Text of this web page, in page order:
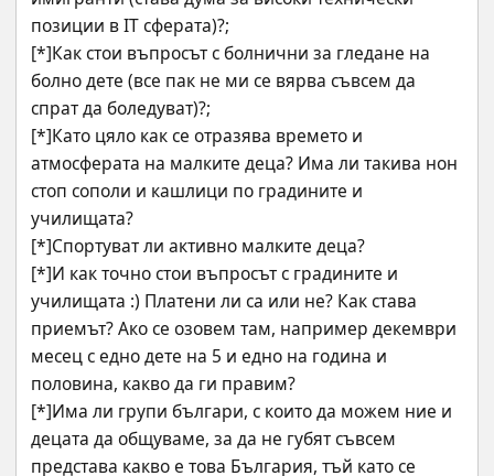
позиции в IT сферата)?;
[*]Как стои въпросът с болнични за гледане на
болно дете (все пак не ми се вярва съвсем да
спрат да боледуват)?;
[*]Като цяло как се отразява времето и
атмосферата на малките деца? Има ли такива нон
стоп сополи и кашлици по градините и
училищата?
[*]Спортуват ли активно малките деца?
[*]И как точно стои въпросът с градините и
училищата :) Платени ли са или не? Как става
приемът? Ако се озовем там, например декември
месец с едно дете на 5 и едно на година и
половина, какво да ги правим?
[*]Има ли групи българи, с които да можем ние и
децата да общуваме, за да не губят съвсем
представа какво е това България, тъй като се